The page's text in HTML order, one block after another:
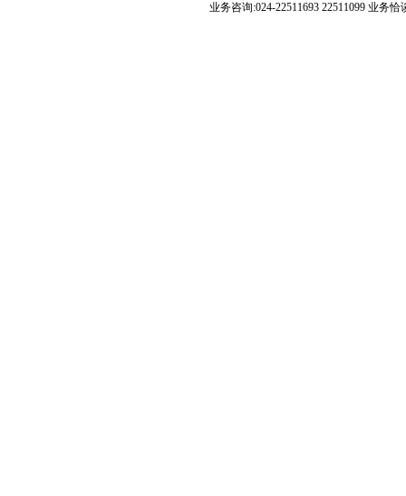
业务咨询:024-22511693 22511099 业务